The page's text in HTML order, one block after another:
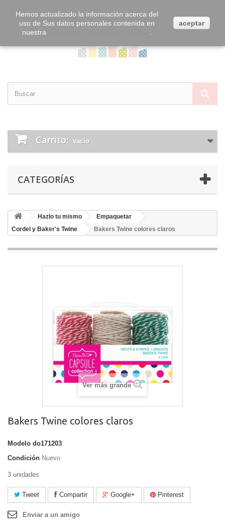
Carrito: vacío
CATEGORÍAS
Hazlo tu mismo
Empaquetar
Cordel y Baker's Twine
Bakers Twine colores claros
Ver más grande
Bakers Twine colores claros
Modelo do171203
Condición Nuevo
3 unidades
Tweet Compartir Google+ Pinterest
Enviar a un amigo
Hemos actualizado la información acerca del
uso de Sus datos personales contenida en
nuestra
aceptar